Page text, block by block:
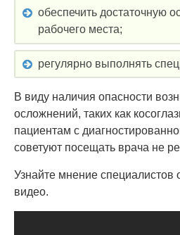
обеспечить достаточную
рабочего места;
регулярно выполнять
В виду наличия опасности
осложнений, таких как
пациентам с
советуют посещать врача не
Узнайте мнение специалистов
видео.